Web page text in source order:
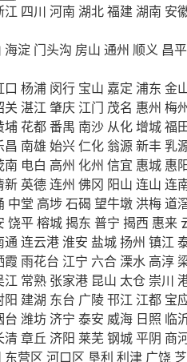
江 四川 河南 湖北福建湖南 安
海淀 门头沟 房山 通州 顺义 昌平
口 杨浦 闵行 宝山 嘉定 浦东 金
关 湛江 肇庆 江门 茂名 惠州 梅
埔 花都番禺 南沙 从化增城福
昌 南雄 始兴仁化 翁源新丰乳
南 电白 高州 化州 信宜 惠城 惠
新 英德连州 佛冈 阳山 连山 连
中堂 高埗石碣 望牛墩 洪梅道
饶平榕城揭东 普宁 揭西 惠来
通连云港淮安 盐城扬州 镇江
霞 雨花台 江宁 六合 溧水 高淳
江 常熟 张家港 昆山 太仓 崇川
阳 建湖 东台 广陵邗江 江都 宝
台 潍坊济宁 泰安 威海 日照 临
清章丘 济阳 莱芜钢城平阴 商
东营区 河口区 垦利 利津 广饶